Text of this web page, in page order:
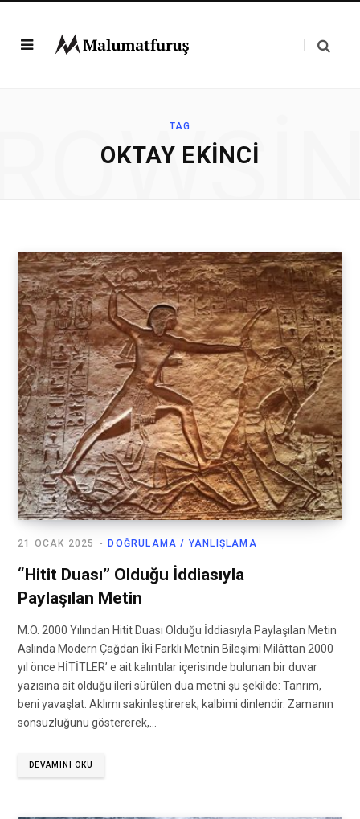
TAG
OKTAY EKINCI
DOĞRULAMA / YANLIŞLAMA
21 OCAK 2025
“Hitit Duası” Olduğu İddiasıyla
Paylaşılan Metin
M.Ö. 2000 Yılından Hitit Duası Olduğu İddiasıyla Paylaşılan Metin
Aslında Modern Çağdan İki Farklı Metnin Bileşimi Milâttan 2000
yıl önce HİTİTLER’ e ait kalıntılar içerisinde bulunan bir duvar
yazısına ait olduğu ileri sürülen dua metni şu şekilde: Tanrım,
beni yavaşlat. Aklımı sakinleştirerek, kalbimi dinlendir. Zamanın
sonsuzluğunu göstererek,…
DEVAMINI OKU